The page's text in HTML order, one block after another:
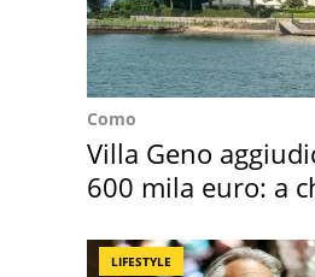
Como
Villa Geno
600 mila euro: a
LIFESTYLE